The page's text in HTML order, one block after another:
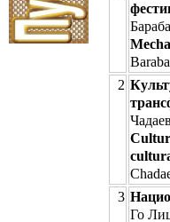
2
3
Го